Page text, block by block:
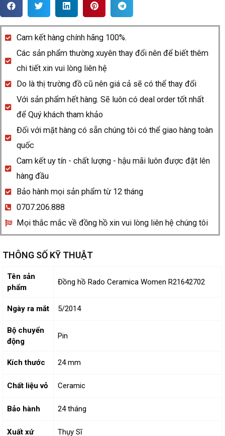
Rado
Women
R21642702
quantity
Cam kết hàng chính hãng 100%.
Các sản phẩm thường xuyên thay đổi nên để biết thêm
chi tiết xin vui lòng liên hệ
Do là thị trường đồ cũ nên giá cả sẽ có thể thay đổi
Với sản phẩm hết hàng. Sẽ luôn có deal order tốt nhất
để Quý khách tham khảo
Đối với mặt hàng có sẵn chúng tôi có thể giao hàng toàn
quốc
Cam kết uy tín - chất lượng - hậu mãi luôn được đặt lên
hàng đầu
Bảo hành mọi sản phẩm từ 12 tháng
0707.206.888
Mọi thắc mắc về đồng hồ xin vui lòng liên hệ chúng tôi
THÔNG SỐ KỸ THUẬT
Tên sản
phẩm
Đồng hồ Rado Ceramica Women R21642702
Ngày ra mắt 5/2014
Bộ chuyển
động
Pin
Kích thước 24 mm
Chất liệu vỏ Ceramic
Bảo hành 24 tháng
Xuất xứ Thụy Sĩ